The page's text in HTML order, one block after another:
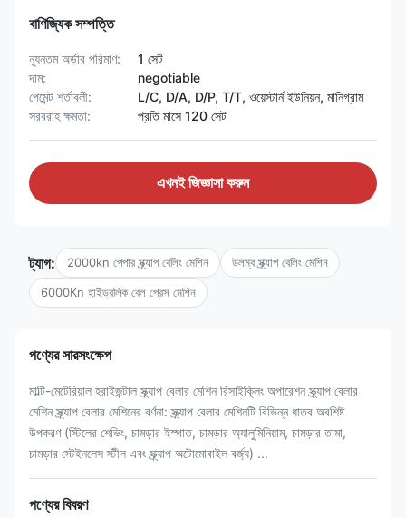
বাণিজ্যিক সম্পত্তি
ন্যূনতম অর্ডার পরিমাণ:
1 সেট
দাম:
negotiable
পেমেন্ট শর্তাবলী:
L/C, D/A, D/P, T/T, ওয়েস্টার্ন ইউনিয়ন, মানিগ্রাম
সরবরাহ ক্ষমতা:
প্রতি মাসে 120 সেট
এখনই জিজ্ঞাসা করুন
ট্যাগ: 2000kn পেপার স্ক্র্যাপ বেলিং মেশিন উলম্ব স্ক্র্যাপ বেলিং মেশিন
6000Kn হাইড্রলিক বেল প্রেস মেশিন
পণ্যের সারসংক্ষেপ
মাল্টি-মেটেরিয়াল হরাইজন্টাল স্ক্র্যাপ বেলার মেশিন রিসাইক্লিং অপারেশন স্ক্র্যাপ বেলার
মেশিন স্ক্র্যাপ বেলার মেশিনের বর্ণনা: স্ক্র্যাপ বেলার মেশিনটি বিভিন্ন ধাতব অবশিষ্ট
উপকরণ (স্টিলের শেভিং, চামড়ার ইস্পাত, চামড়ার অ্যালুমিনিয়াম, চামড়ার তামা,
চামড়ার স্টেইনলেস স্টীল এবং স্ক্র্যাপ অটোমোবাইল বর্জ্য) ...
পণ্যের বিবরণ